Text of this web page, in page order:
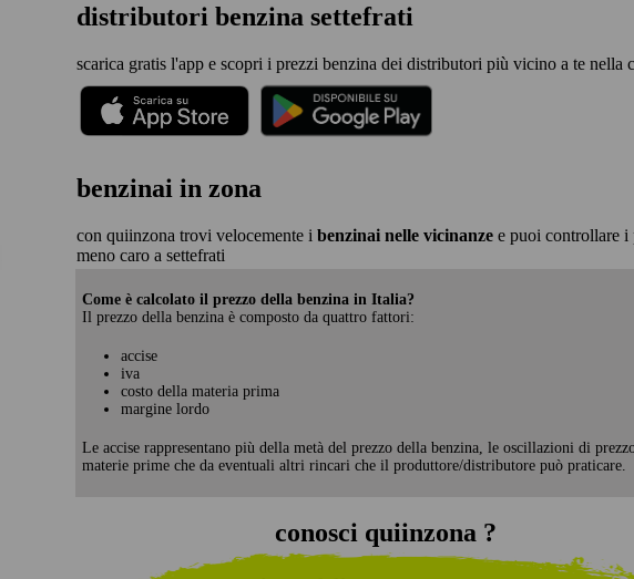
distributori benzina settefrati
scarica gratis l'app e scopri i prezzi benzina dei distributori più vicino a te nella
benzinai in zona
con quiinzona trovi velocemente i benzinai nelle vicinanze e puoi controllare i
meno caro a settefrati
Come è calcolato il prezzo della benzina in Italia?
Il prezzo della benzina è composto da quattro fattori:
accise
iva
costo della materia prima
margine lordo
Le accise rappresentano più della metà del prezzo della benzina, le oscillazioni di
materie prime che da eventuali altri rincari che il produttore/distributore può praticare.
conosci quiinzona ?